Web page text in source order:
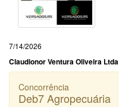
7/14/2026
Claudionor Ventura Oliveira Ltda
Concorrência
Deb7 Agropecuária